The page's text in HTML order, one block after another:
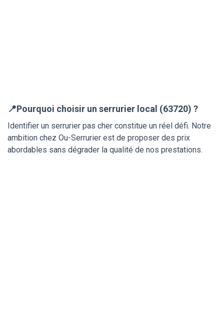
📍Pourquoi choisir un serrurier local (63720) ?
Identifier un serrurier pas cher constitue un réel défi. Notre
ambition chez Ou-Serrurier est de proposer des prix
abordables sans dégrader la qualité de nos prestations.